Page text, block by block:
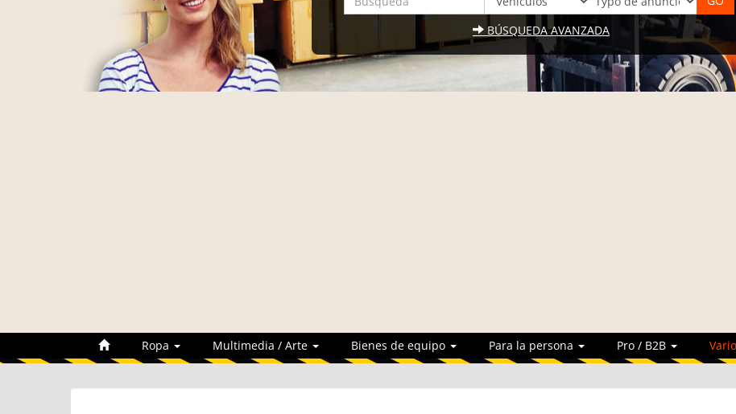
BÚSQUEDA AVANZADA
Ropa Multimedia / Arte Bienes de equipo Para la persona Pro / B2B